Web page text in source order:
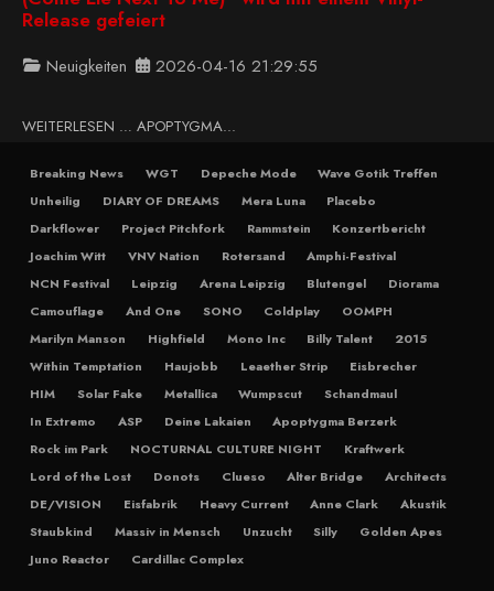
Release gefeiert
Neuigkeiten 2026-04-16 21:29:55
WEITERLESEN … APOPTYGMA...
Breaking News WGT Depeche Mode
Wave Gotik Treffen
Unheilig
DIARY OF DREAMS Mera Luna
Placebo
Darkflower
Project Pitchfork Rammstein
Konzertbericht
Joachim Witt
VNV Nation Rotersand
Amphi-Festival
NCN Festival
Leipzig Arena Leipzig Blutengel
Diorama
Camouflage
And One SONO Coldplay
OOMPH
Marilyn Manson
Highfield Mono Inc Billy Talent
2015
Within Temptation
Haujobb Leaether Strip
Eisbrecher
HIM
Solar Fake Metallica Wumpscut
Schandmaul
In Extremo
ASP Deine Lakaien
Apoptygma Berzerk
Rock im Park
NOCTURNAL CULTURE NIGHT
Kraftwerk
Lord of the Lost
Donots Clueso Alter Bridge
Architects
DE/VISION
Eisfabrik Heavy Current Anne Clark
Akustik
Staubkind
Massiv in Mensch Unzucht Silly
Golden Apes
Juno Reactor
Cardillac Complex